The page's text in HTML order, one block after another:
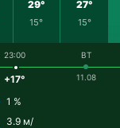
29°
15°
27°
15°
23:00
+17°
1 %
3.9 м/
ВТ
11.08